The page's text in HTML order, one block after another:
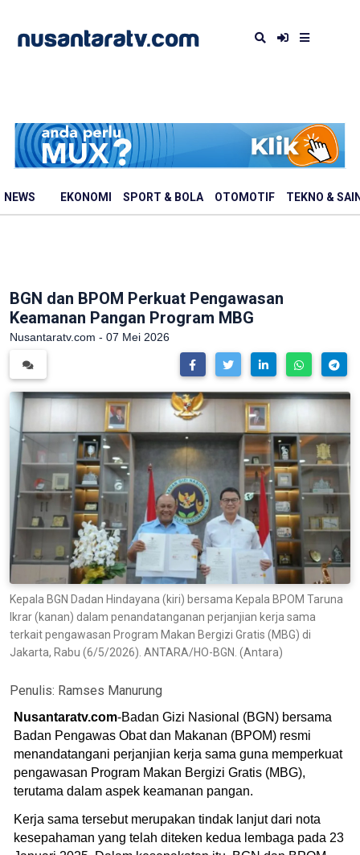
NEWS EKONOMI SPORT & BOLA OTOMOTIF TEKNO &
BGN dan BPOM Perkuat Pengawasan
Keamanan Pangan Program MBG
Nusantaratv.com - 07 Mei 2026
Kepala BGN Dadan Hindayana (kiri) bersama Kepala BPOM Taruna
Ikrar (kanan) dalam penandatanganan perjanjian kerja sama
terkait pengawasan Program Makan Bergizi Gratis (MBG) di
Jakarta, Rabu (6/5/2026). ANTARA/HO-BGN. (Antara)
Penulis: Ramses Manurung
Nusantaratv.com-Badan Gizi Nasional (BGN) bersama
Badan Pengawas Obat dan Makanan (BPOM) resmi
menandatangani perjanjian kerja sama guna memperkuat
pengawasan Program Makan Bergizi Gratis (MBG),
terutama dalam aspek keamanan pangan.
Kerja sama tersebut merupakan tindak lanjut dari nota
kesepahaman yang telah diteken kedua lembaga pada 23